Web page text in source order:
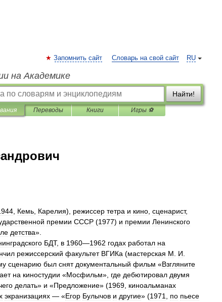
RU
Запомнить сайт Словарь на свой сайт
на Академике
Найти!
Переводы Книги Игры ⚽
Кемь Карелия), режиссер тетра и кино сценарист,
премии СССР (1977) и премии Ленинского
детства».
БДТ, в 1960—1962 годах работал на
режиссерский факультет ВГИКа (мастерская М И
сценарию был снят документальный фильм «Взгляните
на киностудии «Мосфильм», где дебютировал двумя
делать» и «Предложение» (1969 киноальманах
экранизациях — «Егор Булычов и другие» (1971 по пьесе